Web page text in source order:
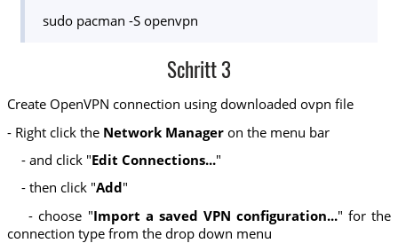
sudo pacman -S openvpn
Schritt 3
Create OpenVPN connection using downloaded ovpn file
- Right click the Network Manageron the menu bar
- and click "Edit Connections..."
- then click "Add"
- choose "Import a saved VPN configuration..." for the
connection type from the drop down menu